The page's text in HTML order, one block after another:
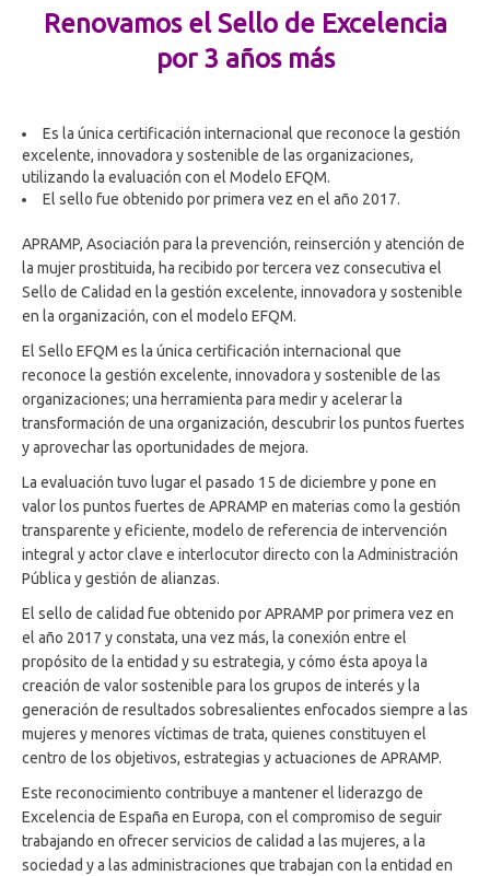
Renovamos el Sello de Excelencia
por 3 años más
Es la única certificación internacional que reconoce la gestión
excelente, innovadora y sostenible de las organizaciones,
utilizando la evaluación con el Modelo EFQM.
El sello fue obtenido por primera vez en el año 2017.
APRAMP, Asociación para la prevención, reinserción y atención de
la mujer prostituida, ha recibido por tercera vez consecutiva el
Sello de Calidad en la gestión excelente, innovadora y sostenible
en la organización, con el modelo EFQM.
El Sello EFQM es la única certificación internacional que
reconoce la gestión excelente, innovadora y sostenible de las
organizaciones; una herramienta para medir y acelerar la
transformación de una organización, descubrir los puntos fuertes
y aprovechar las oportunidades de mejora.
La evaluación tuvo lugar el pasado 15 de diciembre y pone en
valor los puntos fuertes de APRAMP en materias como la gestión
transparente y eficiente, modelo de referencia de intervención
integral y actor clave e interlocutor directo con la Administración
Pública y gestión de alianzas.
El sello de calidad fue obtenido por APRAMP por primera vez en
el año 2017 y constata, una vez más, la conexión entre el
propósito de la entidad y su estrategia, y cómo ésta apoya la
creación de valor sostenible para los grupos de interés y la
generación de resultados sobresalientes enfocados siempre a las
mujeres y menores víctimas de trata, quienes constituyen el
centro de los objetivos, estrategias y actuaciones de APRAMP.
Este reconocimiento contribuye a mantener el liderazgo de
Excelencia de España en Europa, con el compromiso de seguir
trabajando en ofrecer servicios de calidad a las mujeres, a la
sociedad y a las administraciones que trabajan con la entidad en